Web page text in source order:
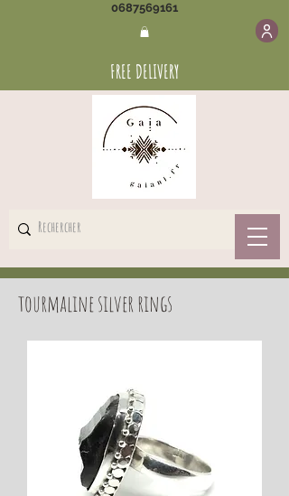
0687569161
FREE DELIVERY
tourmaline silver rings